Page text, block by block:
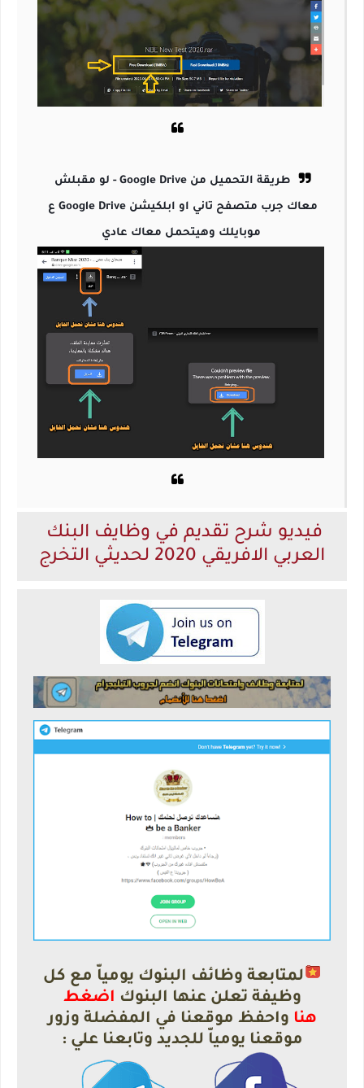
موبايلك وهيتحمل معاك عادي
العربي الافريقي 2020 لحديثي التخرج
لمتابعة وظائف البنوك يومياّ مع كل
وظيفة تعلن عنها البنوك اضغط
هنا واحفظ موقعنا في المفضلة وزور
موقعنا يومياّ للجديد وتابعنا علي :